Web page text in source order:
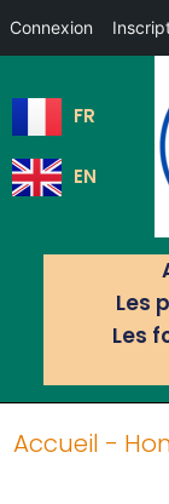
Connexion
FR
EN
Les
Les
Accueil -